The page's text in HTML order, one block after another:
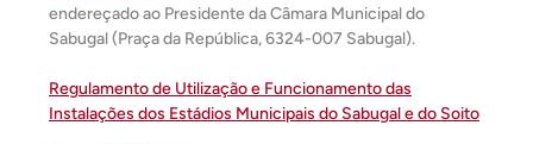
endereçado ao Presidente da Câmara Municipal do
Sabugal (Praça da República, 6324-007 Sabugal).
Regulamento de Utilização e Funcionamento das
Instalações dos Estádios Municipais do Sabugal e do Soito